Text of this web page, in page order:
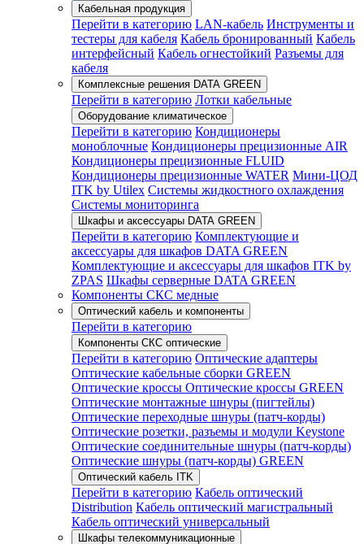
Кабельная продукция
Перейти в категорию LAN-кабель Инструменты и
тестеры для кабеля Кабель бронированный Кабель
интерфейсный Кабель огнестойкий Разъемы для
кабеля
Комплексные решения DATA GREEN
Перейти в категорию Лотки кабельные
Оборудование климатическое
Перейти в категорию Кондиционеры
моноблочные Кондиционеры прецизионные AIR
Кондиционеры прецизионные FLUID
Кондиционеры прецизионные WATER Мини-ЦОД
ITK by Utilex Системы жидкостного охлаждения
Системы мониторинга
Шкафы и аксессуары DATA GREEN
Перейти в категорию Комплектующие и
аксессуары для шкафов DATA GREEN
Комплектующие и аксессуары для шкафов ITK by
ZPAS Шкафы серверные DATA GREEN
Компоненты СКС медные
Оптический кабель и компоненты
Перейти в категорию
Компоненты СКС оптические
Перейти в категорию Оптические адаптеры
Оптические кабельные сборки GREEN
Оптические кроссы Оптические кроссы GREEN
Оптические монтажные шнуры (пигтейлы)
Оптические переходные шнуры (патч-корды)
Оптические розетки, разъемы и модули Keystone
Оптические соединительные шнуры (патч-корды)
Оптические шнуры (патч-корды) GREEN
Оптический кабель ITK
Перейти в категорию Кабель оптический
Distribution Кабель оптический магистральный
Кабель оптический универсальный
Шкафы телекоммуникационные